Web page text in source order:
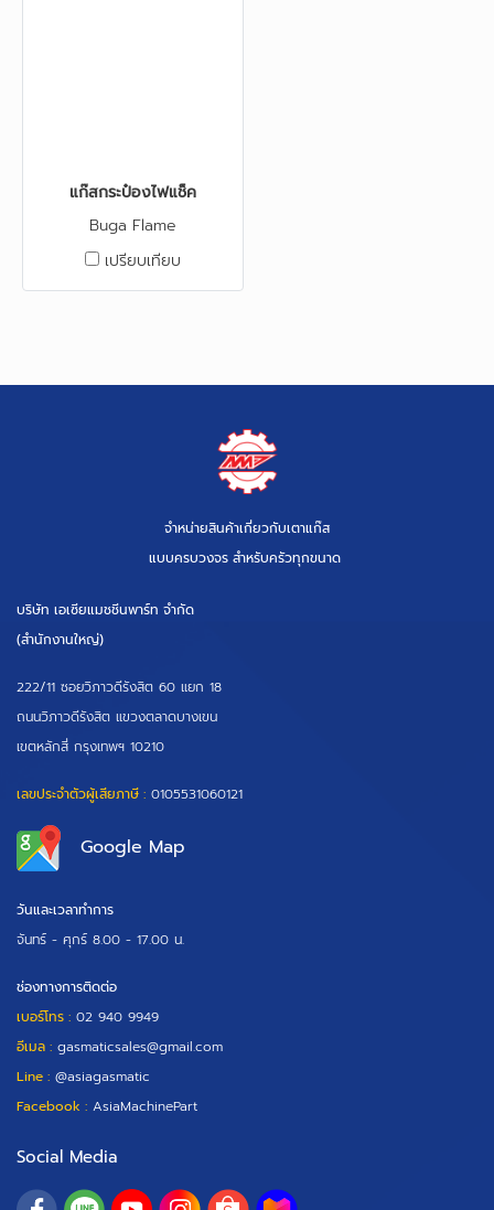
แก๊สกระป๋องไฟแช็ค
Buga Flame
เปรียบเทียบ
จำหน่ายสินค้าเกี่ยวกับเตาแก๊ส
แบบครบวงจร สำหรับครัวทุกขนาด
บริษัท เอเซียแมชชีนพาร์ท จำกัด
(สำนักงานใหญ่)
222/11 ซอยวิภาวดีรังสิต 60 แยก 18
ถนนวิภาวดีรังสิต แขวงตลาดบางเขน
เขตหลักสี่ กรุงเทพฯ 10210
เลขประจำตัวผู้เสียภาษี : 0105531060121
Google Map
วันและเวลาทำการ
จันทร์ - ศุกร์ 8.00 - 17.00 น.
ช่องทางการติดต่อ
เบอร์โทร : 02 940 9949
อีเมล : gasmaticsales@gmail.com
Line : @asiagasmatic
Facebook : AsiaMachinePart
Social Media